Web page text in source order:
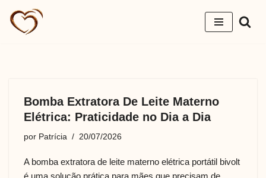
Pular
Bomba Extratora De Leite Materno
Elétrica: Praticidade no Dia a Dia
por Patrícia 20/07/2026
A bomba extratora de leite materno elétrica portátil bivolt
é uma solução prática para mães que precisam de